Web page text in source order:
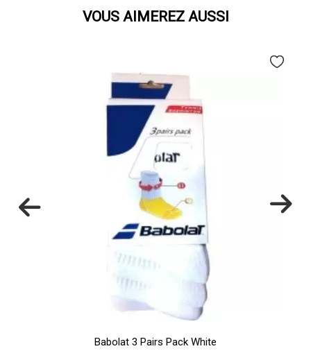
VOUS AIMEREZ AUSSI
Babolat 3 Pairs Pack White